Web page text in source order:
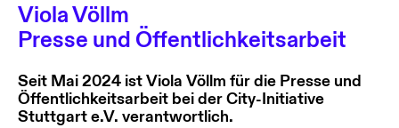
Viola Völlm
Presse und Öffentlichkeitsarbeit
Seit Mai 2024 ist Viola Völlm für die Presse und
Öffentlichkeitsarbeit bei der City-Initiative
Stuttgart e.V. verantwortlich.